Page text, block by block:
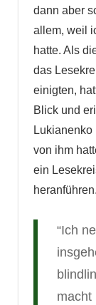
dann aber
allem, weil
hatte. Als
das
einigten,
Blick und
Lukianenko
von ihm
ein
heranführen.
“Ich
macht